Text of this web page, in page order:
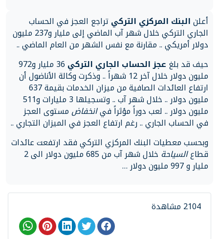
أعلنالبنك المركزي التركي تراجع العجز في الحساب
الجاري التركي خلال شهر آب الماضي إلى مليار و237 مليون
دولار أمريكي .. مقارنة مع نفس الشهر من العام الماضي ..
حيف قد بلغ عجز الحساب الجاري التركي 36 مليار و972
مليون دولار خلال آخر 12 شهراً .. وذكرت وكالة الأناضول أن
ارتفاع العائدات الصافية من ميزان الخدمات بقيمة 637
مليون دولار .. خلال شهر آب .. وتسجيلها 3 مليارات و511
مليون دولار .. لعب دوراً مؤثراً فيانخفاض مستوى العجز
في الحساب الجاري .. رغم ارتفاع العجز في الميزان التجاري ..
وبحسب معطيات البنك المركزي التركي فقد ارتفعت عائدات
قطاعالسياحة خلال شهر آب من 685 مليون دولار الى 2
مليار و 997 مليون دولار …
2104 مشاهدة